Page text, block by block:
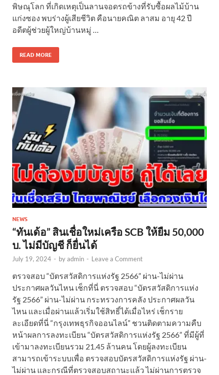
พิษณุโลก ที่เกิดเหตุเป็นลานจอดรถข้างที่รับซื้อผลไม้บ้าน
แก่งซอง พบร่างผู้เสียชีวิต คือนายคณิต ลาสม อายุ 42 ปี
อดีตผู้ช่วยผู้ใหญ่บ้านหมู่ …
READ MORE
NEWS
“ทันเด้อ” สินเชื่อใหม่เครือ SCB ให้ยืม 50,000
บ. ไม่มีบัญชี ก็ยื่นได้
July 19, 2024 - byadmin - Leave a Comment
ตรวจสอบ “บัตรสวัสดิการแห่งรัฐ 2566” ผ่าน-ไม่ผ่าน
ประกาศผลวันไหน เช็กที่นี่ ตรวจสอบ “บัตรสวัสดิการแห่ง
รัฐ 2566” ผ่าน-ไม่ผ่าน กระทรวงการคลัง ประกาศผลวัน
ไหน และเมื่อผ่านแล้วเริ่มใช้สิทธิ์ได้เมื่อไหร่ เช็กราย
ละเอียดที่นี่ “กรุงเทพธุรกิจออนไลน์” ชวนติดตามความคืบ
หน้าผลการลงทะเบียน “บัตรสวัสดิการแห่งรัฐ 2566” ที่มีผู้ที่
เข้ามาลงทะเบียนรวม 21.45 ล้านคน โดยผู้ลงทะเบียน
สามารถเข้าระบบเพื่อ ตรวจสอบบัตรสวัสดิการแห่งรัฐ ผ่าน-
ไม่ผ่าน และกรณีที่ตรวจสอบสถานะแล้ว ไม่ผ่านการตรวจ